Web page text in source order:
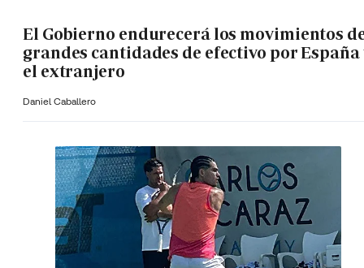
El Gobierno endurecerá los movimientos
grandes cantidades de efectivo por España
el extranjero
Daniel Caballero